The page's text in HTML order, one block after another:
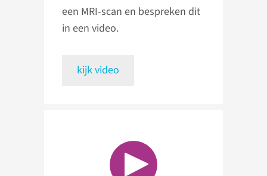
een MRI-scan en bespreken dit
in een video.
kijk video